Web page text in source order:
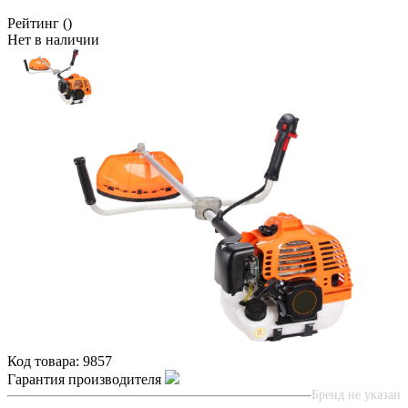
Рейтинг ()
Нет в наличии
Код товара: 9857
Гарантия производителя
Бренд не указан